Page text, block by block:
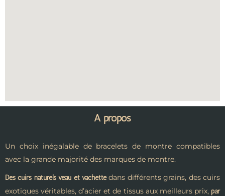
A propos
Un choix inégalable de bracelets de montre compatibles
avec la grande majorité des marques de montre.
Des cuirs naturels veau et vachettedans différents grains, des cuirs
exotiques véritables, d’acier et de tissus aux meilleurs prix, par